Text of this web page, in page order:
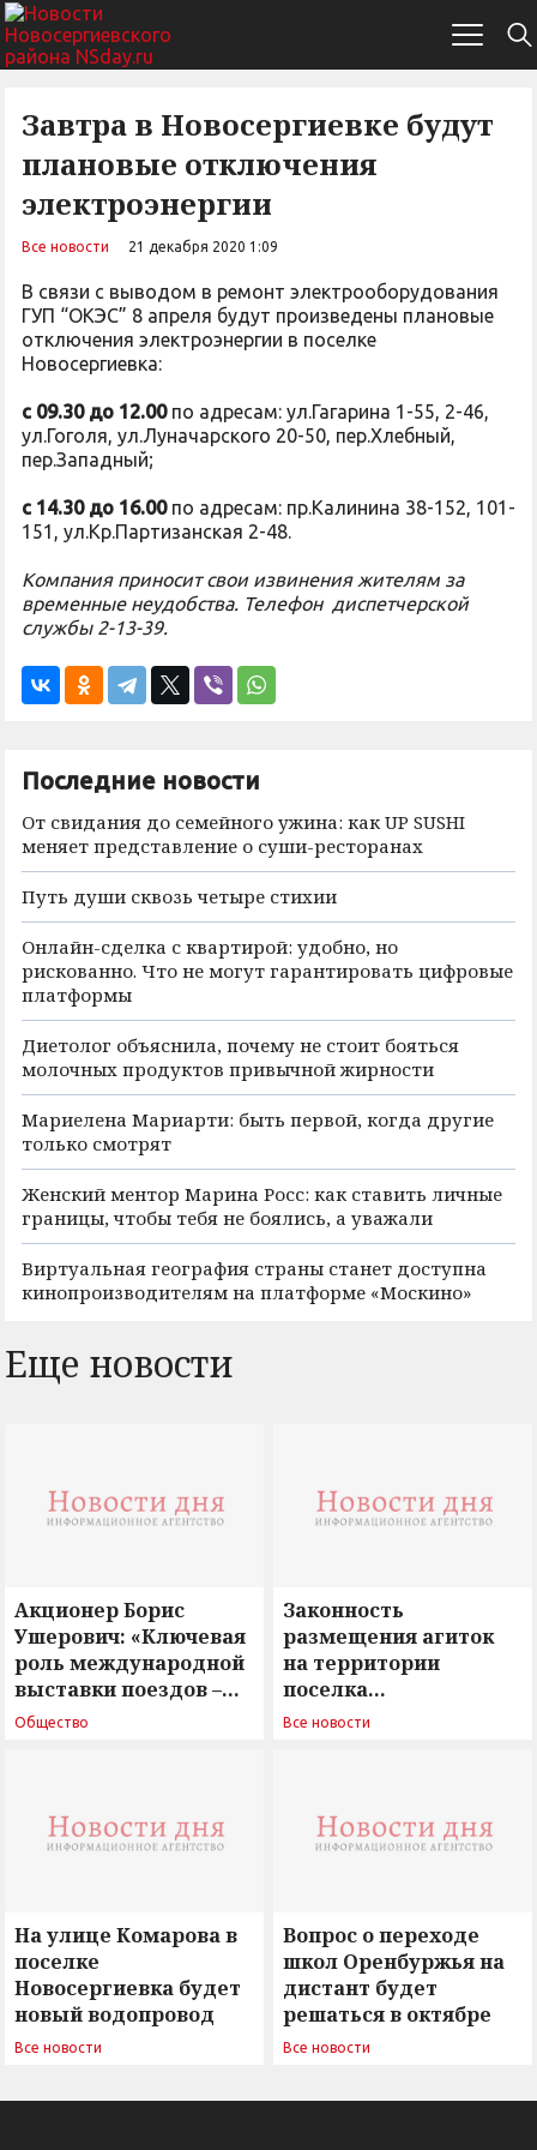
Завтра в Новосергиевке будут
плановые отключения
электроэнергии
Все новости 21 декабря 2020 1:09
В связи с выводом в ремонт электрооборудования
ГУП “ОКЭС” 8 апреля будут произведены плановые
отключения электроэнергии в поселке
Новосергиевка:
c 09.30 до 12.00по адресам: ул.Гагарина 1-55, 2-46,
ул.Гоголя, ул.Луначарского 20-50, пер.Хлебный,
пер.Западный;
с 14.30 до 16.00по адресам: пр.Калинина 38-152, 101-
151, ул.Кр.Партизанская 2-48.
Компания приносит свои извинения жителям за
временные неудобства. Телефон диспетчерской
службы 2-13-39.
Последние новости
От свидания до семейного ужина: как UP SUSHI
меняет представление о суши-ресторанах
Путь души сквозь четыре стихии
Онлайн-сделка с квартирой: удобно, но
рискованно. Что не могут гарантировать цифровые
платформы
Диетолог объяснила, почему не стоит бояться
молочных продуктов привычной жирности
Мариелена Мариарти: быть первой, когда другие
только смотрят
Женский ментор Марина Росс: как ставить личные
границы, чтобы тебя не боялись, а уважали
Виртуальная география страны станет доступна
кинопроизводителям на платформе «Москино»
Еще новости
Акционер Борис
Ушерович: «Ключевая
роль международной
выставки поездов –
поиск ответов на
Общество
Законность
размещения агиток
на территории
поселка
Новосергиевка
Все новости
На улице Комарова в
поселке
Новосергиевка будет
новый водопровод
Все новости
Вопрос о переходе
школ Оренбуржья на
дистант будет
решаться в октябре
Все новости